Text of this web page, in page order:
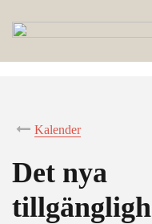
Kalender
Det nya